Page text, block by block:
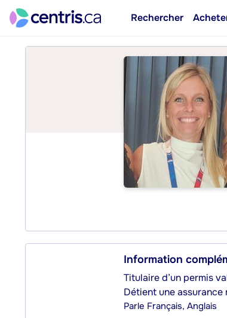
Rechercher
Information
Titulaire d’un permis
Détient une
Parle Français, Anglais